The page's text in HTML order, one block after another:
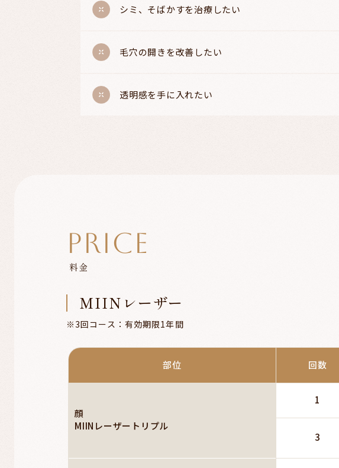
シミ、そばかすを治療したい
毛穴の開きを改善したい
透明感を手に入れたい
PRICE
料金
MIINレーザー
※3回コース：有効期限1年間
部位 回数
顔
MIINレーザートリプル
1
3